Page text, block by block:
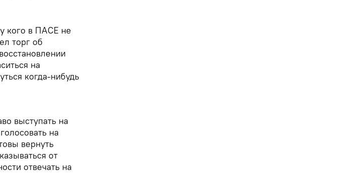
кого в ПАСЕ не
торг об
на
когда-нибудь
выступать на
на
вернуть
от
отвечать на